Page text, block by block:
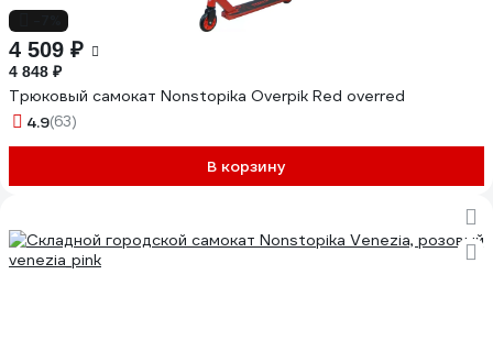
4 509 ₽
4 848 ₽
Трюковый самокат Nonstopika Overpik Red overred
4.9(63)
В корзину